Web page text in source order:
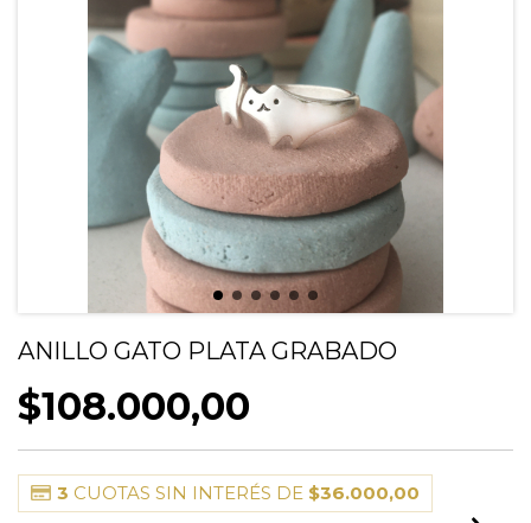
ANILLO GATO PLATA GRABADO
$108.000,00
3 CUOTAS SIN INTERÉS DE $36.000,00